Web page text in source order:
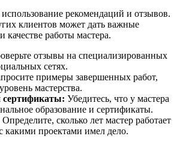
рекомендаций и отзывов.
клиентов может дать важные
качестве работы мастера.
отзывы на специализированных
сетях.
примеры завершенных работ,
мастерства.
сертификаты: Убедитесь, что у мастера
образование и сертификаты.
Определите, сколько лет мастер работает
какими проектами имел дело.